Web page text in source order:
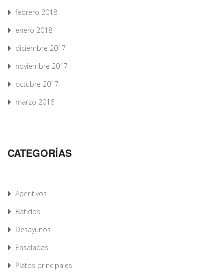
febrero 2018
enero 2018
diciembre 2017
noviembre 2017
octubre 2017
marzo 2016
CATEGORÍAS
Aperitivos
Batidos
Desayunos
Ensaladas
Platos principales